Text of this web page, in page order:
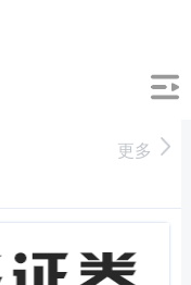
更多